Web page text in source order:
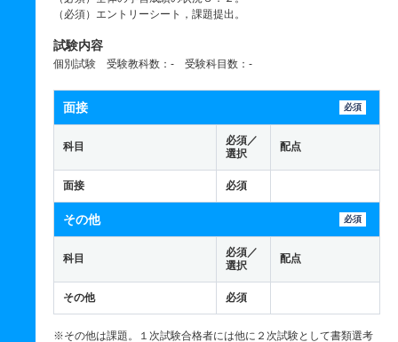
（必須）エントリーシート，課題提出。
試験内容
個別試験 受験教科数：- 受験科目数：-
面接 必須
科目
必須／
選択
配点
面接 必須
その他 必須
科目
必須／
選択
配点
その他 必須
※その他は課題。１次試験合格者には他に２次試験として書類選考